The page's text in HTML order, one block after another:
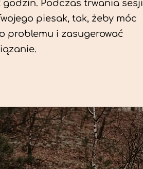
godzin. Podczas trwania sesji
piesak, tak, żeby móc
problemu i zasugerować